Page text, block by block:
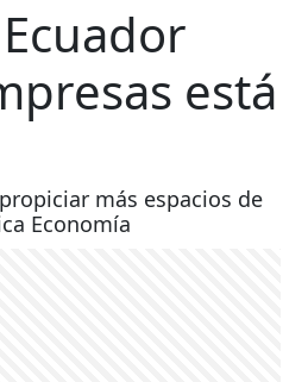
está
más espacios de
Economía